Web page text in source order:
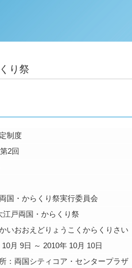
り祭
制度
2回
国・からくり祭実行委員会
江戸両国・からくり祭
いおおえどりょうこくからくりさい
10月 9日 ～ 2010年 10月 10日
：両国シティコア・センタープラザ